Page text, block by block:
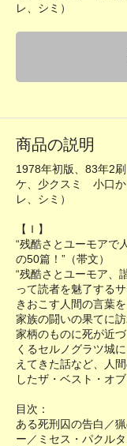
レ、シミ）
商品の説明
1978年初版、83年
ケ、少クスミ 小口
レ、シミ）
【Ｉ】
“残酷さとユーモアで
の50篇！”（帯文）
“残酷さとユーモア、
って読者を魅了する
きおこす人間の言葉
家族の闘いの果てに
家柄のものに死が近
くるセルノグラツ城
えてきた話など、人
したザ・ベスト・オ
目次：
ある死刑囚の告白／
ー／ミセス・パクル